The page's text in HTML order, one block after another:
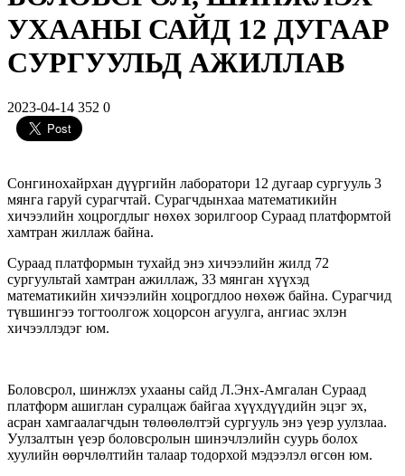
УХААНЫ САЙД 12 ДУГААР
СУРГУУЛЬД АЖИЛЛАВ
2023-04-14 352 0
Сонгинохайрхан дүүргийн лаборатори 12 дугаар сургууль 3
мянга гаруй сурагчтай. Сурагчдынхаа математикийн
хичээлийн хоцрогдлыг нөхөх зорилгоор Сураад платформтой
хамтран жиллаж байна.
Сураад платформын тухайд энэ хичээлийн жилд 72
сургуультай хамтран ажиллаж, 33 мянган хүүхэд
математикийн хичээлийн хоцрогдлоо нөхөж байна. Сурагчид
түвшингээ тогтоолгож хоцорсон агуулга, ангиас эхлэн
хичээллэдэг юм.
Боловсрол, шинжлэх ухааны сайд Л.Энх-Амгалан Сураад
платформ ашиглан суралцаж байгаа хүүхдүүдийн эцэг эх,
асран хамгаалагчдын төлөөлөлтэй сургууль энэ үеэр уулзлаа.
Уулзалтын үеэр боловсролын шинэчлэлийн суурь болох
хуулийн өөрчлөлтийн талаар тодорхой мэдээлэл өгсөн юм.